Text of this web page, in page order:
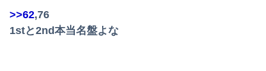
>>62,76
1stと2nd本当名盤よな